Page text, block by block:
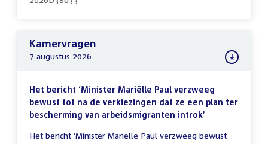
Kamervragen
7 augustus 2026
Het bericht ‘Minister Mariëlle Paul verzweeg
bewust tot na de verkiezingen dat ze een plan ter
bescherming van arbeidsmigranten introk’
Het bericht ‘Minister Mariëlle Paul verzweeg bewust